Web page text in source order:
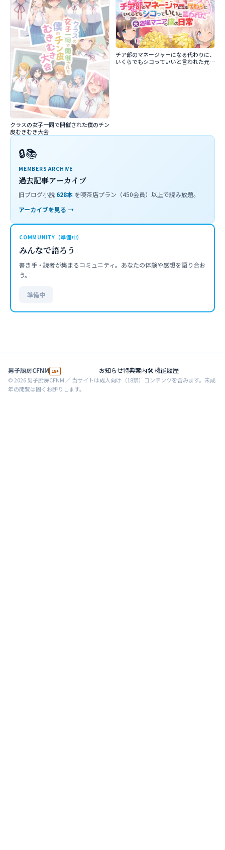
クラスの女子一同で開催された僕のチン
皮むきむき大会
チア部のマネージャーになる代わりに、
いくらでもシコっていいと言われた元盗
🔒📚
MEMBERS ARCHIVE
過去記事アーカイブ
旧ブログ小説 628本 を喫茶店プラン（450会員）以上で読み放題。
アーカイブを見る →
COMMUNITY（準備中）
みんなで語ろう
書き手・読者が集まるコミュニティ。あなたの体験や感想を語り合お
う。
準備中
男子厨房CFNM 18+ お知らせ特典案内🛠 機能履歴
©2026男子厨房CFNM ／ 当サイトは成人向け（18禁）コンテンツを含みます。未成
年の閲覧は固くお断りします。